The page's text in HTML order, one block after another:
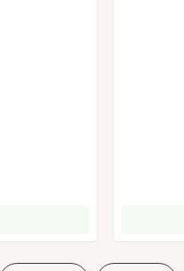
Medel svårighetsgrad